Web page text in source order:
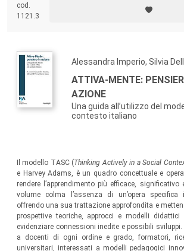
per chi è interessato a conoscere più
della disabilità.
cod.
1121.3
Alessandra Imperio, Silvia
ATTIVA-MENTE:
AZIONE
Una guida all’utilizzo del
contesto italiano
Il modello TASC (Thinking Actively in a Social
e Harvey Adams, è un quadro concettuale e
rendere l’apprendimento più efficace,
volume colma l’assenza di un’opera
offrendo una sua trattazione approfondita e
prospettive teoriche, approcci e modelli didattici
evidenziare connessioni inedite e possibili
a docenti di ogni ordine e grado, formatori,
universitari, interessati a modelli pedagogici